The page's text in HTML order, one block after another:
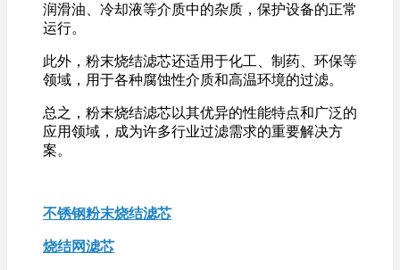
润滑油、冷却液等介质中的杂质，保护设备的正常
运行。
此外，粉末烧结滤芯还适用于化工、制药、环保等
领域，用于各种腐蚀性介质和高温环境的过滤。
总之，粉末烧结滤芯以其优异的性能特点和广泛的
应用领域，成为许多行业过滤需求的重要解决方
案。
不锈钢粉末烧结滤芯
烧结网滤芯